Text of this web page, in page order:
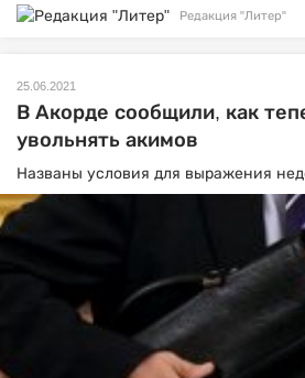
Редакция "Литер"
25.06.2021
В Акорде сообщили, как
увольнять акимов
Названы условия для выражения